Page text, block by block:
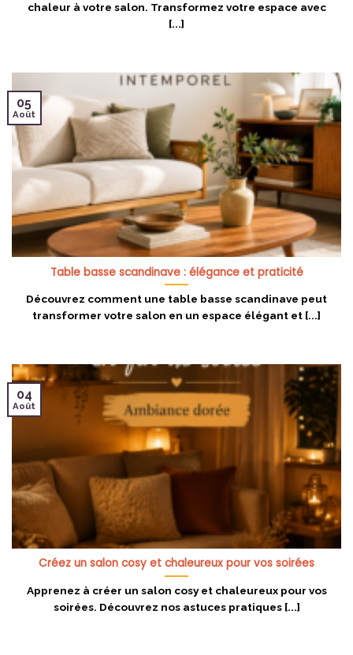
chaleur à votre salon. Transformez votre espace avec
[...]
Table basse scandinave : élégance et praticité
Découvrez comment une table basse scandinave peut
transformer votre salon en un espace élégant et [...]
05
Août
Créez un salon cosy et chaleureux pour vos soirées
Apprenez à créer un salon cosy et chaleureux pour vos
soirées. Découvrez nos astuces pratiques [...]
04
Août